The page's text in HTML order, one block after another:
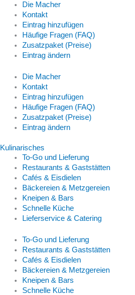
Die Macher
Kontakt
Eintrag hinzufügen
Häufige Fragen (FAQ)
Zusatzpaket (Preise)
Eintrag ändern
Die Macher
Kontakt
Eintrag hinzufügen
Häufige Fragen (FAQ)
Zusatzpaket (Preise)
Eintrag ändern
Kulinarisches
To-Go und Lieferung
Restaurants & Gaststätten
Cafés & Eisdielen
Bäckereien & Metzgereien
Kneipen & Bars
Schnelle Küche
Lieferservice & Catering
To-Go und Lieferung
Restaurants & Gaststätten
Cafés & Eisdielen
Bäckereien & Metzgereien
Kneipen & Bars
Schnelle Küche